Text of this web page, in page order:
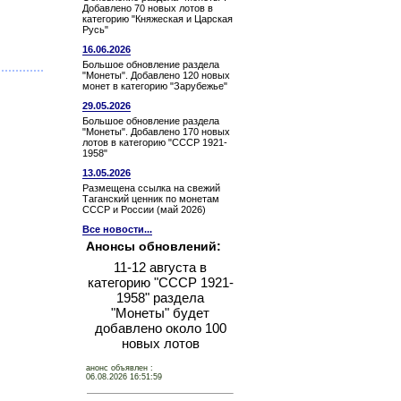
Добавлено 70 новых лотов в
категорию "Княжеская и Царская
Русь"
16.06.2026
Большое обновление раздела
"Монеты". Добавлено 120 новых
монет в категорию "Зарубежье"
29.05.2026
Большое обновление раздела
"Монеты". Добавлено 170 новых
лотов в категорию "СССР 1921-
1958"
13.05.2026
Размещена ссылка на свежий
Таганский ценник по монетам
СССР и России (май 2026)
Все новости...
Анонсы обновлений:
11-12 августа в
категорию "СССР 1921-
1958" раздела
"Монеты" будет
добавлено около 100
новых лотов
анонс объявлен :
06.08.2026 16:51:59